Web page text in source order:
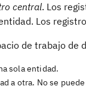
central. Los
Los
de trabajo de
sola entidad.
a otra. No se